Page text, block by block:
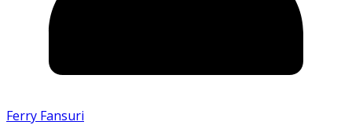
Ferry Fansuri